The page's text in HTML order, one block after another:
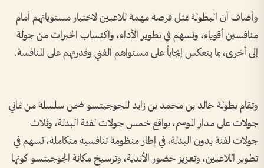
وأضاف أن البطولة تمثل فرصة مهمة للاعبين لاختبار مستوياتهم أمام
منافسين أقوياء، وتسهم في تطوير الأداء، واكتساب الخبرات من جولة
إلى أخرى، بما ينعكس إيجاباً على مستواهم الفني وقدرتهم على المنافسة.
وتقام بطولة خالد بن محمد بن زايد للجوجيتسو ضمن سلسلة من ثماني
جولات على مدار الموسم، بواقع خمس جولات لفئة البدلة، وثلاث
جولات لفئة بدون البدلة، في إطار منظومة تنافسية متكاملة، تسهم في
تطوير اللاعبين، وتعزيز حضور الأندية، وترسيخ مكانة الجوجيتسو كونها